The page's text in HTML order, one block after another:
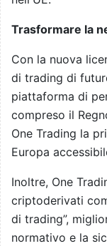
Trasformare la
Con la nuova
di trading di
piattaforma di
compreso il
One Trading la
Europa
Inoltre, One
criptoderivati
di trading”,
normativo e la